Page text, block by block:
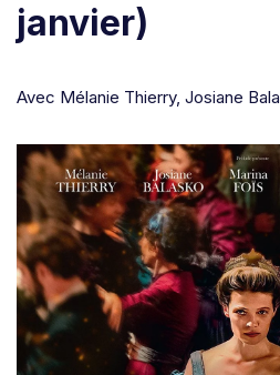
janvier)
Avec Mélanie Thierry, Josiane